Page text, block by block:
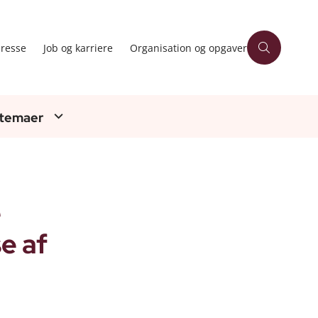
Job og karriere Organisation og opgaver
af